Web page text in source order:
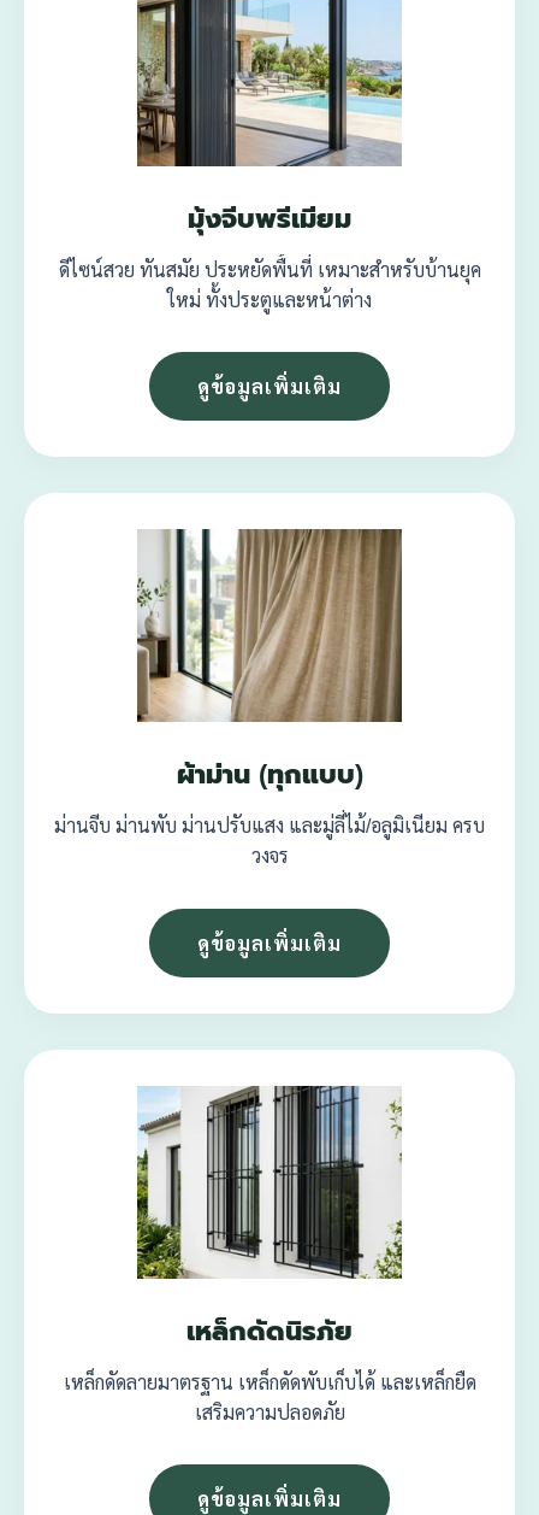
มุ้งจีบพรีเมียม
ดีไซน์สวย ทันสมัย ประหยัดพื้นที่ เหมาะสำหรับบ้านยุค
ใหม่ ทั้งประตูและหน้าต่าง
ดูข้อมูลเพิ่มเติม
ผ้าม่าน (ทุกแบบ)
ม่านจีบ ม่านพับ ม่านปรับแสง และมู่ลี่ไม้/อลูมิเนียม ครบ
วงจร
ดูข้อมูลเพิ่มเติม
เหล็กดัดนิรภัย
เหล็กดัดลายมาตรฐาน เหล็กดัดพับเก็บได้ และเหล็กยืด
เสริมความปลอดภัย
ดูข้อมูลเพิ่มเติม